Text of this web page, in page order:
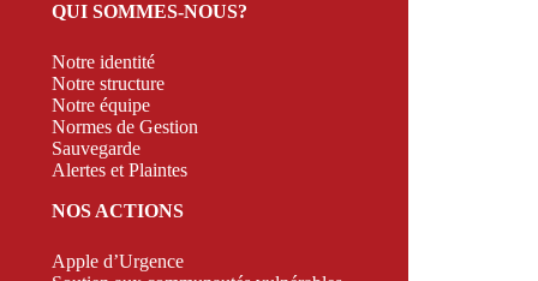
QUI SOMMES-NOUS?
Notre identité
Notre structure
Notre équipe
Normes de Gestion
Sauvegarde
Alertes et Plaintes
NOS ACTIONS
Apple d’Urgence